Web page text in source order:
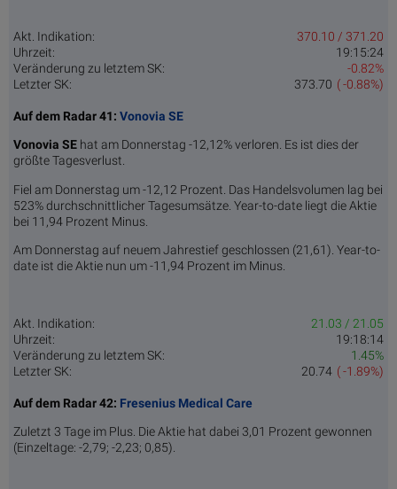
Akt. Indikation:
370.10 / 371.20
Uhrzeit:
19:15:24
Veränderung zu letztem SK:
-0.82%
Letzter SK:
( -0.88%)
373.70
Auf dem Radar 41: Vonovia SE
Vonovia SE hat am Donnerstag -12,12% verloren. Es ist dies der
größte Tagesverlust.
Fiel am Donnerstag um -12,12 Prozent. Das Handelsvolumen lag bei
523% durchschnittlicher Tagesumsätze. Year-to-date liegt die Aktie
bei 11,94 Prozent Minus.
Am Donnerstag auf neuem Jahrestief geschlossen (21,61). Year-to-
date ist die Aktie nun um -11,94 Prozent im Minus.
Akt. Indikation:
21.03 / 21.05
Uhrzeit:
19:18:14
Veränderung zu letztem SK:
1.45%
Letzter SK:
( -1.89%)
20.74
Auf dem Radar 42: Fresenius Medical Care
Zuletzt 3 Tage im Plus. Die Aktie hat dabei 3,01 Prozent gewonnen
(Einzeltage: -2,79; -2,23; 0,85).